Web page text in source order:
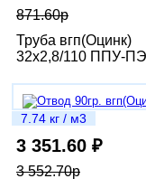
871.60р
Труба вгп(Оцинк)
32х2,8/110 ППУ-ПЭ
7.74 кг / м3
3 351.60 ₽
3 552.70р